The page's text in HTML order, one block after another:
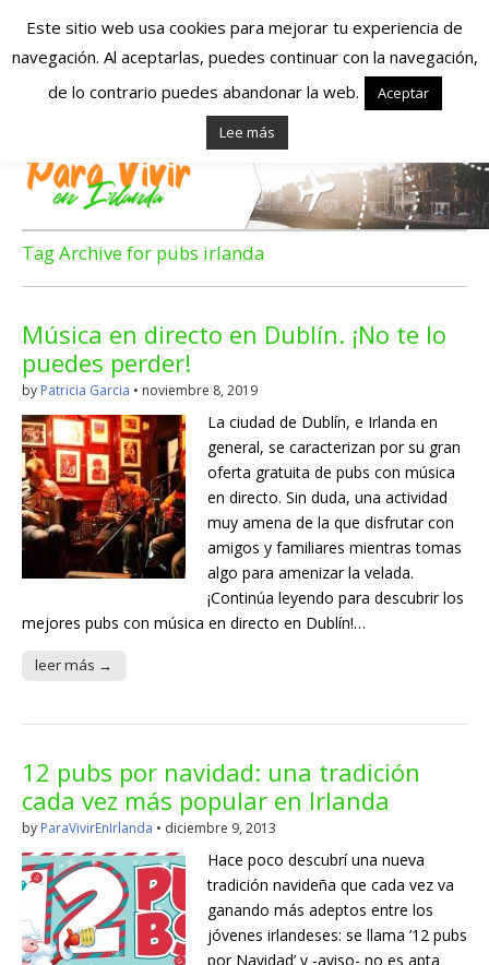
Españoles en
Irlanda – Vivir en
Irlanda – Trabajo
en Irlanda –
Alojamiento en
Irlanda
Blog dedicado a los que viven, estudian y trabajan en
Irlanda!
Tag Archive for pubs irlanda
Música en directo en Dublín. ¡No te lo
puedes perder!
by Patricia Garcia • noviembre 8, 2019
La ciudad de Dublín, e Irlanda en
general, se caracterizan por su gran
oferta gratuita de pubs con música
en directo. Sin duda, una actividad
muy amena de la que disfrutar con
amigos y familiares mientras tomas
algo para amenizar la velada.
¡Continúa leyendo para descubrir los
mejores pubs con música en directo en Dublín!…
leer más →
12 pubs por navidad: una tradición
cada vez más popular en Irlanda
by ParaVivirEnIrlanda • diciembre 9, 2013
Hace poco descubrí una nueva
tradición navideña que cada vez va
ganando más adeptos entre los
jóvenes irlandeses: se llama ’12 pubs
por Navidad’ y -aviso- no es apta
Este sitio web usa cookies para mejorar tu experiencia de
navegación. Al aceptarlas, puedes continuar con la navegación,
de lo contrario puedes abandonar la web.
Aceptar
Lee más